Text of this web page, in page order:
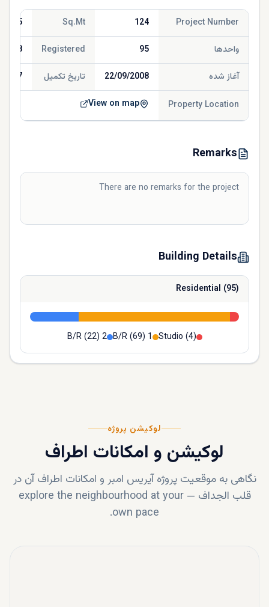
Project Number
124
Sq.Mt
واحدها 95
Registered
آغاز شده 22/09/2008 تاریخ تکمیل
Property Location
View on map
Remarks
There are no remarks for the project
Building Details
Residential (95)
Studio (4)
1 B/R
(69)
2 B/R
(22)
لوکیشن پروژه
لوکیشن و امکانات اطراف
نگاهی به موقعیت پروژه آیریس امبر و امکانات اطراف آن در
قلب الجداف —
explore the neighbourhood at your
own pace.